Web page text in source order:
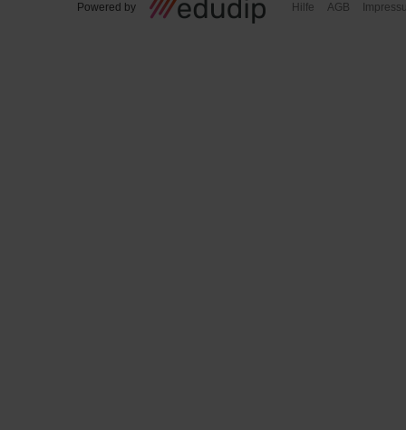
Powered by AGB
Hilfe